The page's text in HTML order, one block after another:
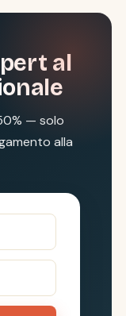
al
— solo
alla